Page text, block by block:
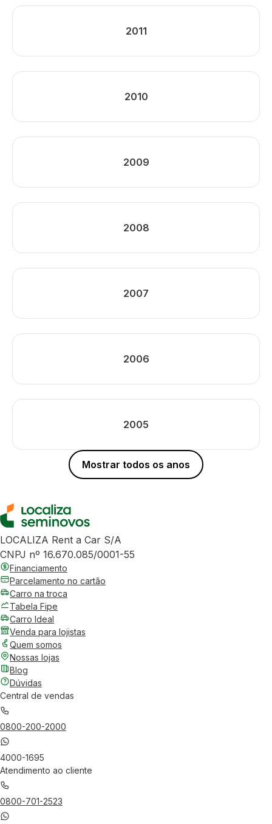
2011
2010
2009
2008
2007
2006
2005
Mostrar todos os anos
LOCALIZA Rent a Car S/A
CNPJ nº 16.670.085/0001-55
Financiamento
Parcelamento no cartão
Carro na troca
Tabela Fipe
Carro Ideal
Venda para lojistas
Quem somos
Nossas lojas
Blog
Dúvidas
Central de vendas
0800-200-2000
4000-1695
Atendimento ao cliente
0800-701-2523